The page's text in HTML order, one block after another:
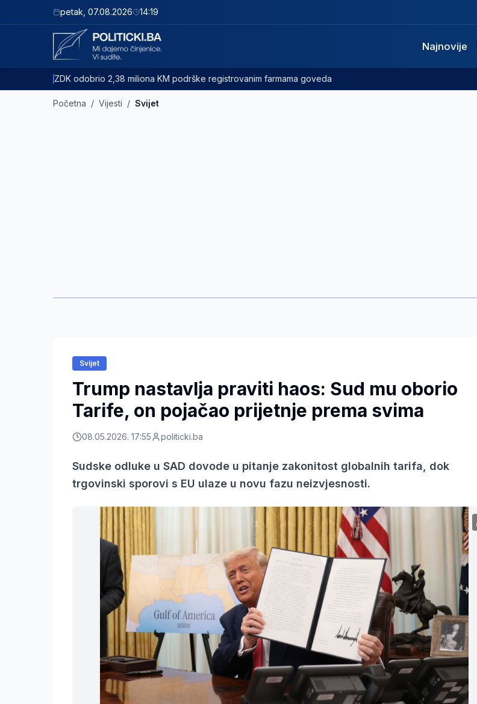
petak 07.08.2026 14:19
Najnovije
ZDK odobrio 2,38 miliona KM podrške registrovanim farmama goveda
Početna / Vijesti / Svijet
Svijet
Trump nastavlja praviti haos: Sud mu oborio
Tarife, on pojačao prijetnje prema svima
08.05.2026. 17:55 politicki.ba
Sudske odluke u SAD dovode u pitanje zakonitost globalnih tarifa, dok
trgovinski sporovi s EU ulaze u novu fazu neizvjesnosti.